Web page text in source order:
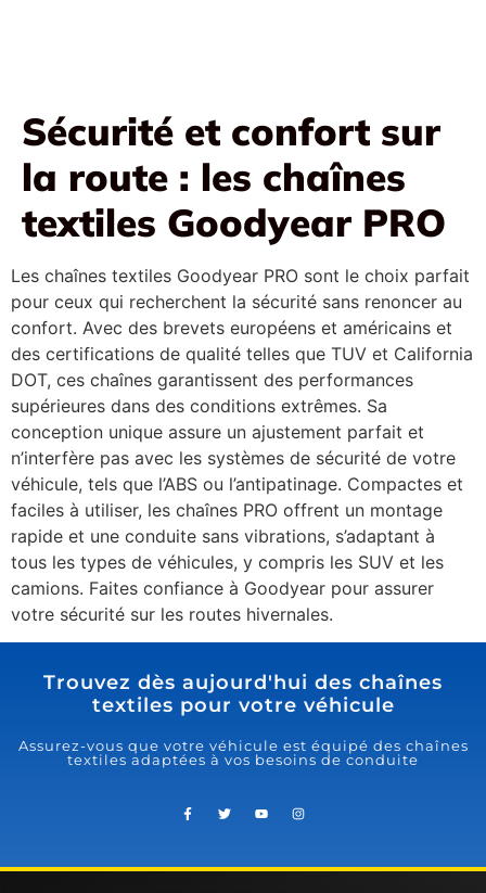
Sécurité et confort sur
la route : les chaînes
textiles Goodyear PRO
Les chaînes textiles Goodyear PRO sont le choix parfait
pour ceux qui recherchent la sécurité sans renoncer au
confort. Avec des brevets européens et américains et
des certifications de qualité telles que TUV et California
DOT, ces chaînes garantissent des performances
supérieures dans des conditions extrêmes. Sa
conception unique assure un ajustement parfait et
n’interfère pas avec les systèmes de sécurité de votre
véhicule, tels que l’ABS ou l’antipatinage. Compactes et
faciles à utiliser, les chaînes PRO offrent un montage
rapide et une conduite sans vibrations, s’adaptant à
tous les types de véhicules, y compris les SUV et les
camions. Faites confiance à Goodyear pour assurer
votre sécurité sur les routes hivernales.
Trouvez dès aujourd'hui des chaînes
textiles pour votre véhicule
Assurez-vous que votre véhicule est équipé des chaînes
textiles adaptées à vos besoins de conduite